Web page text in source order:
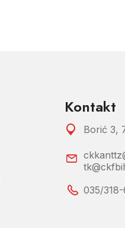
Kontakt
Borić 3,
035/